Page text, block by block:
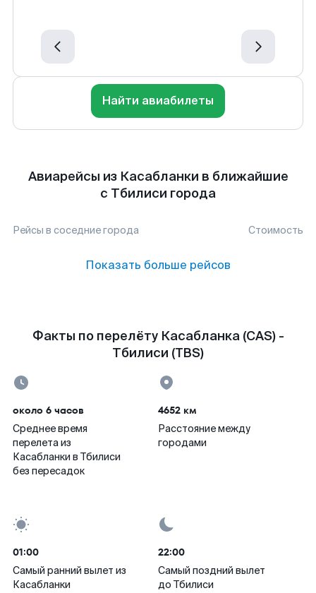
Найти авиабилеты
Авиарейсы из Касабланки в ближайшие
с Тбилиси города
Рейсы в соседние города Стоимость
Показать больше рейсов
Факты по перелёту Касабланка (CAS) -
Тбилиси (TBS)
около 6 часов
Среднее время
перелета из
Касабланки в Тбилиси
без пересадок
4652 км
Расстояние между
городами
01:00
Самый ранний вылет из
Касабланки
22:00
Самый поздний вылет
до Тбилиси